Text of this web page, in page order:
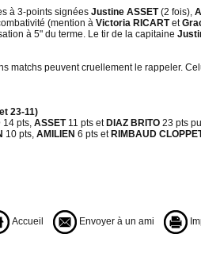
à 3-points signées Justine ASSET(2 fois),
(mention à Victoria RICARTet
à 5" du terme. Le tir de la capitaine
matchs peuvent cruellement le rappeler.
23-11)
14 pts, ASSET11 pts et DIAZ BRITO 23 pts
10 pts, AMILIEN 6 pts et RIMBAUD
Accueil
Envoyer à un ami